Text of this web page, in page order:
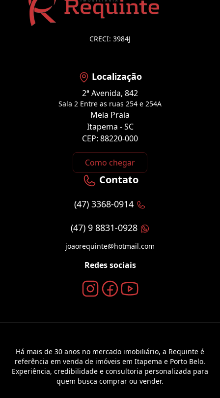
CRECI: 3984J
Localização
2ª Avenida, 842
Sala 2 Entre as ruas 254 e 254A
Meia Praia
Itapema - SC
CEP: 88220-000
Como chegar
Contato
(47) 3368-0914
(47) 9 8831-0928
joaorequinte@hotmail.com
Redes sociais
Há mais de 30 anos no mercado imobiliário, a Requinte é
referência em venda de imóveis em Itapema e Porto Belo.
Experiência, credibilidade e consultoria personalizada para
quem busca comprar ou vender.